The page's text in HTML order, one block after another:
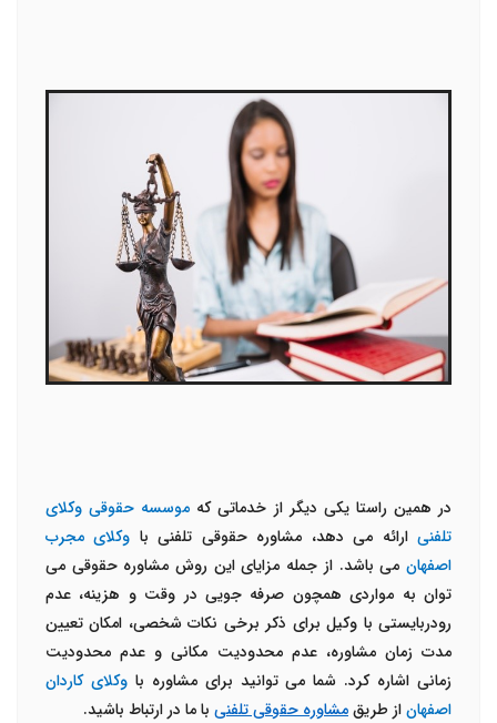
در همین راستا یکی دیگر از خدماتی که موسسه حقوقی وکلای
تلفنیارائه می دهد، مشاوره حقوقی تلفنی با وکلای مجرب
اصفهان می باشد. از جمله مزایای این روش مشاوره حقوقی می
توان به مواردی همچون صرفه جویی در وقت و هزینه، عدم
رودربایستی با وکیل برای ذکر برخی نکات شخصی، امکان تعیین
مدت زمان مشاوره، عدم محدودیت مکانی و عدم محدودیت
زمانی اشاره کرد. شما می توانید برای مشاوره باوکلای کاردان
اصفهاناز طریقمشاوره حقوقی تلفنی با ما در ارتباط باشید.